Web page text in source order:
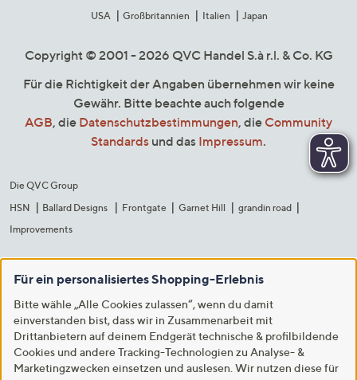
USA
Großbritannien Italien Japan
Copyright © 2001 - 2026 QVC Handel S.à r.l. & Co. KG
Für die Richtigkeit der Angaben übernehmen wir keine
Gewähr. Bitte beachte auch folgende
AGB, die Datenschutzbestimmungen, die Community
Standards und das Impressum.
Die QVC Group
HSN
Ballard Designs Frontgate Garnet Hill
grandin road
Improvements
Für ein personalisiertes Shopping-Erlebnis
Bitte wähle „Alle Cookies zulassen“, wenn du damit
einverstanden bist, dass wir in Zusammenarbeit mit
Drittanbietern auf deinem Endgerät technische & profilbildende
Cookies und andere Tracking-Technologien zu Analyse- &
Marketingzwecken einsetzen und auslesen. Wir nutzen diese für